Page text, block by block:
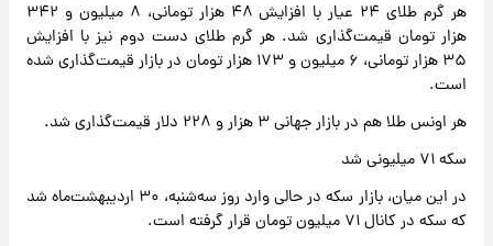
هر گرم طلای ۲۴ عیار با افزایش ۴۸ هزار تومانی، ۸ میلیون و ۳۴۲
هزار تومان قیمت‌گذاری شد. هر گرم طلای دست دوم نیز با افزایش
۳۵ هزار تومانی، ۶ میلیون و ۱۷۳ هزار تومان در بازار قیمت‌گذاری شده
است.
هر اونس طلا هم در بازار جهانی ۳ هزار و ۲۲۸ دلار قیمت‌گذاری شد.
سکه ۷۱ میلیونی شد
در این میان، بازار سکه در حالی وارد روز سه‌شنبه، ۳۰ اردیبهشت‌ماه شد
که سکه در کانال ۷۱ میلیون تومان قرار گرفته است.